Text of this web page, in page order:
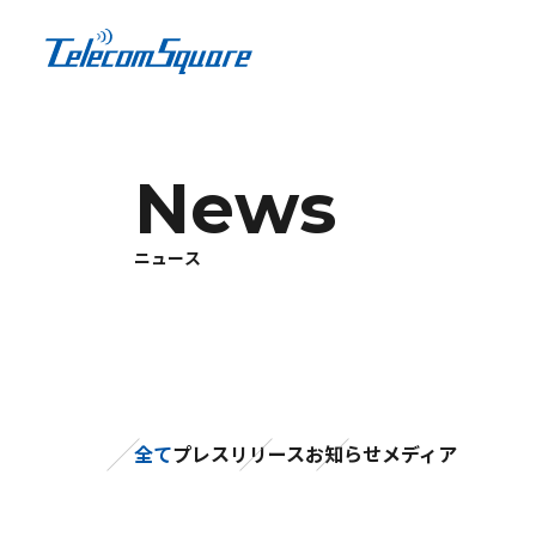
News
ニュース
全てプレスリリースお知らせメディア